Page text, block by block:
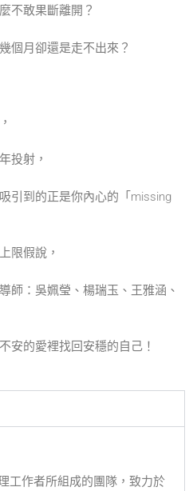
不敢果斷離開？
個月卻還是走不出來？
投射，
引到的正是你內心的「missing
限假說，
師：吳姵瑩、楊瑞玉、王雅涵、
安的愛裡找回安穩的自己！
工作者所組成的團隊，致力於